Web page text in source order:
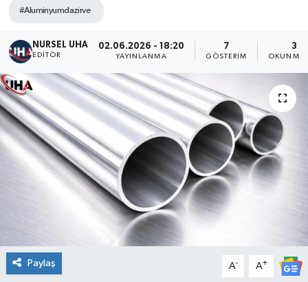
#Aluminyumdazirve
NURSEL UHA
EDITÖR
02.06.2026 - 18:20
YAYINLANMA
7
GÖSTERIM
3
OKUNMA
Paylaş A- A+